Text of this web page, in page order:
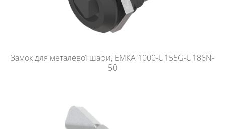
Замок для металевої шафи, ЕМКА 1000-U155G-U186N-
50